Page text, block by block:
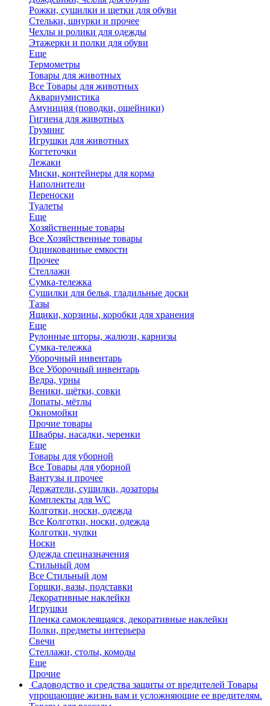
Рожки, сушилки и щетки для обуви
Стельки, шнурки и прочее
Чехлы и ролики для одежды
Этажерки и полки для обуви
Еще
Термометры
Товары для животных
Все Товары для животных
Аквариумистика
Амуниция (поводки, ошейники)
Гигиена для животных
Груминг
Игрушки для животных
Когтеточки
Лежаки
Миски, контейнеры для корма
Наполнители
Переноски
Туалеты
Еще
Хозяйственные товары
Все Хозяйственные товары
Оцинкованные емкости
Прочее
Стеллажи
Сумка-тележка
Сушилки для белья, гладильные доски
Тазы
Ящики, корзины, коробки для хранения
Еще
Рулонные шторы, жалюзи, карнизы
Сумка-тележка
Уборочный инвентарь
Все Уборочный инвентарь
Ведра, урны
Веники, щётки, совки
Лопаты, мётлы
Окномойки
Прочие товары
Швабры, насадки, черенки
Еще
Товары для уборной
Все Товары для уборной
Вантузы и прочее
Держатели, сушилки, дозаторы
Комплекты для WC
Колготки, носки, одежда
Все Колготки, носки, одежда
Колготки, чулки
Носки
Одежда спецназначения
Стильный дом
Все Стильный дом
Горшки, вазы, подставки
Декоративные наклейки
Игрушки
Пленка самоклеящаяся, декоративные наклейки
Полки, предметы интерьера
Свечи
Стеллажи, столы, комоды
Еще
Прочие
Садоводство и средства защиты от вредителей Товары
упрощающие жизнь вам и усложняющие ее вредителям.